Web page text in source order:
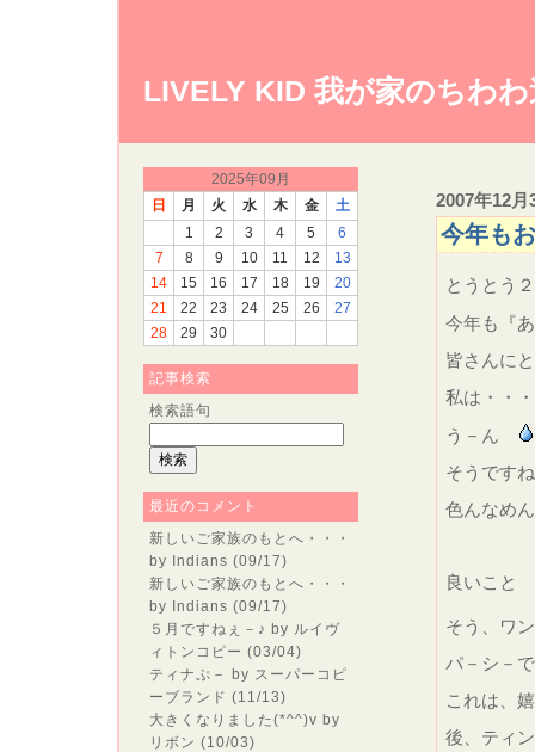
LIVELY KID 我が家のちわわ
2025年09月
日
月 火 水 木 金
土
1
2 3 4 5
6
7
8 9 10 11 12
13
14
15 16 17 18 19
20
21
22 23 24 25 26
27
28
29 30
記事検索
検索語句
最近のコメント
新しいご家族のもとへ・・・
by Indians (09/17)
新しいご家族のもとへ・・・
by Indians (09/17)
５月ですねぇ－♪ by ルイヴ
ィトンコピー (03/04)
ティナぷ－
by スーパーコピ
ーブランド (11/13)
大きくなりました(*^^)v by
リボン (10/03)
2007年12月
今年も
とうとう
今年も『
皆さんに
私は・・・
う－ん
そうです
色んなめ
良いこと
そう、ワ
パ－シ－
これは、
後、ティ